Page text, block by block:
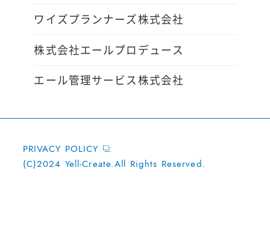
ワイズプランナーズ株式会社
株式会社エールプロデュース
エール管理サービス株式会社
PRIVACY POLICY
(C)2024 Yell-Create.All Rights Reserved.